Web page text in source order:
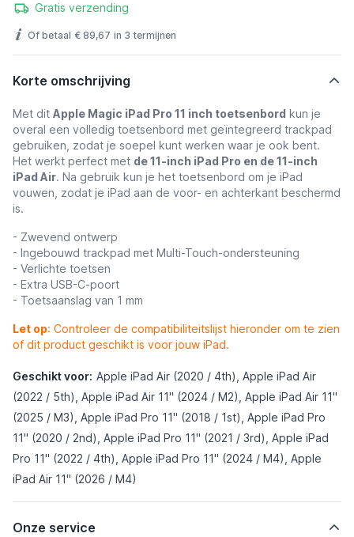
Gratis verzending
Of betaal € 89,67 in 3 termijnen
Korte omschrijving
Met dit Apple Magic iPad Pro 11 inch toetsenbord kun je
overal een volledig toetsenbord met geïntegreerd trackpad
gebruiken, zodat je soepel kunt werken waar je ook bent.
Het werkt perfect met de 11-inch iPad Pro en de 11-inch
iPad Air. Na gebruik kun je het toetsenbord om je iPad
vouwen, zodat je iPad aan de voor- en achterkant beschermd
is.
- Zwevend ontwerp
- Ingebouwd trackpad met Multi-Touch-ondersteuning
- Verlichte toetsen
- Extra USB-C-poort
- Toetsaanslag van 1 mm
Let op: Controleer de compatibiliteitslijst hieronder om te zien
of dit product geschikt is voor jouw iPad.
Geschikt voor: Apple iPad Air (2020 / 4th), Apple iPad Air
(2022 / 5th), Apple iPad Air 11" (2024 / M2), Apple iPad Air 11"
(2025 / M3), Apple iPad Pro 11" (2018 / 1st), Apple iPad Pro
11" (2020 / 2nd), Apple iPad Pro 11" (2021 / 3rd), Apple iPad
Pro 11" (2022 / 4th), Apple iPad Pro 11" (2024 / M4), Apple
iPad Air 11" (2026 / M4)
Onze service